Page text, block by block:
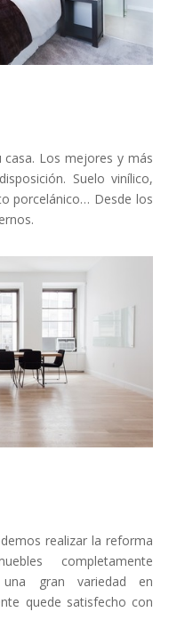
Los mejores y más
Suelo vinílico,
porcelánico… Desde los
realizar la reforma
completamente
una gran variedad en
quede satisfecho con